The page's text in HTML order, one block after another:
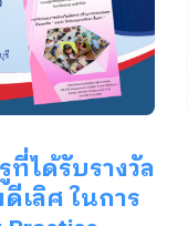
ได้รับรางวัล
เลิศ ในการ